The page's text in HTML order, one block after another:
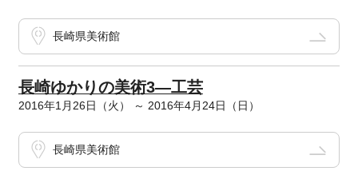
長崎県美術館
長崎ゆかりの美術3―工芸
2016年1月26日（火） ～ 2016年4月24日（日）
長崎県美術館